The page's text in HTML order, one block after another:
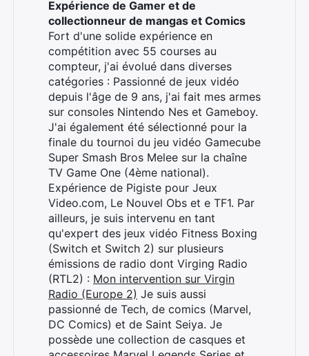
Expérience de Gamer et de
collectionneur de mangas et Comics
Fort d'une solide expérience en
compétition avec 55 courses au
compteur, j'ai évolué dans diverses
catégories : Passionné de jeux vidéo
depuis l'âge de 9 ans, j'ai fait mes armes
sur consoles Nintendo Nes et Gameboy.
J'ai également été sélectionné pour la
finale du tournoi du jeu vidéo Gamecube
Super Smash Bros Melee sur la chaîne
TV Game One (4ème national).
Expérience de Pigiste pour Jeux
Video.com, Le Nouvel Obs et e TF1. Par
ailleurs, je suis intervenu en tant
qu'expert des jeux vidéo Fitness Boxing
(Switch et Switch 2) sur plusieurs
émissions de radio dont Virging Radio
(RTL2) : Mon intervention sur Virgin
Radio (Europe 2) Je suis aussi
passionné de Tech, de comics (Marvel,
DC Comics) et de Saint Seiya. Je
possède une collection de casques et
Rechercher